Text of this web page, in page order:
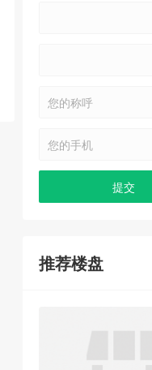
推荐楼盘